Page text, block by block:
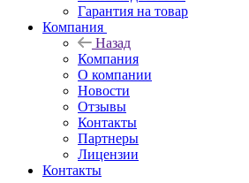
Гарантия на товар
Компания
Назад
Компания
О компании
Новости
Отзывы
Контакты
Партнеры
Лицензии
Контакты